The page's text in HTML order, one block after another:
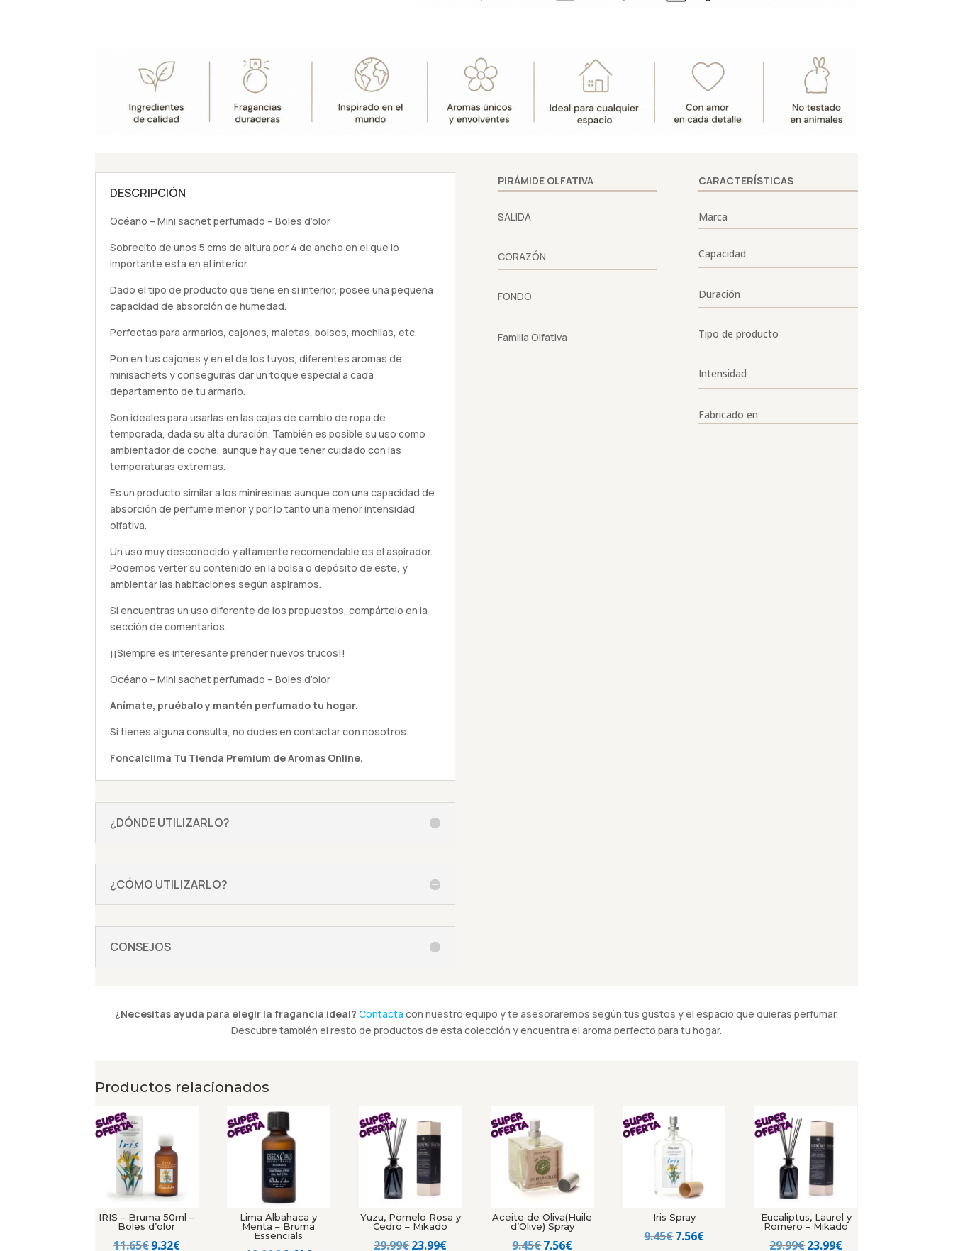
DESCRIPCIÓN
Océano – Mini sachet perfumado – Boles d’olor
Sobrecito de unos 5 cms de altura por 4 de ancho en el que lo
importante está en el interior.
Dado el tipo de producto que tiene en si interior, posee una pequeña
capacidad de absorción de humedad.
Perfectas para armarios, cajones, maletas, bolsos, mochilas, etc.
Pon en tus cajones y en el de los tuyos, diferentes aromas de
minisachets y conseguirás dar un toque especial a cada
departamento de tu armario.
Son ideales para usarlas en las cajas de cambio de ropa de
temporada, dada su alta duración. También es posible su uso como
ambientador de coche, aunque hay que tener cuidado con las
temperaturas extremas.
Es un producto similar a los miniresinas aunque con una capacidad de
absorción de perfume menor y por lo tanto una menor intensidad
olfativa.
Un uso muy desconocido y altamente recomendable es el aspirador.
Podemos verter su contenido en la bolsa o depósito de este, y
ambientar las habitaciones según aspiramos.
Si encuentras un uso diferente de los propuestos, compártelo en la
sección de comentarios.
¡¡Siempre es interesante prender nuevos trucos!!
Océano – Mini sachet perfumado – Boles d’olor
Anímate, pruébaloy mantén perfumado tu hogar.
Si tienes algunaconsulta, no dudes en contactar con nosotros.
Foncalclima Tu Tienda Premium de Aromas Online.
¿DÓNDE UTILIZARLO?
¿CÓMO UTILIZARLO?
CONSEJOS
PIRÁMIDE OLFATIVA
SALIDA
CORAZÓN
FONDO
Familia Olfativa
CARACTERÍSTICAS
Marca
Capacidad
Duración
Tipo de producto
Intensidad
Fabricado en
¿Necesitas ayuda para elegir la fragancia ideal? Contacta con nuestro equipo y te asesoraremos según tus gustos y el espacio que quieras perfumar.
Descubre también el resto de productos de esta colección y encuentra el aroma perfecto para tu hogar.
Productos relacionados
IRIS – Bruma 50ml –
Boles d’olor
11.65€El
9.32€El
Lima Albahaca y
Menta – Bruma
Essencials
Yuzu, Pomelo Rosa y
Cedro – Mikado
29.99€El
23.99€El
Aceite de Oliva(Huile
d’Olive) Spray
9.45€El
7.56€El
Iris Spray
9.45€El
7.56€El
Eucaliptus, Laurel y
Romero – Mikado
29.99€El
23.99€El